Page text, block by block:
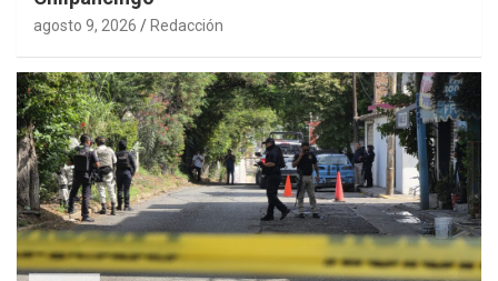
agosto 9, 2026 Redacción